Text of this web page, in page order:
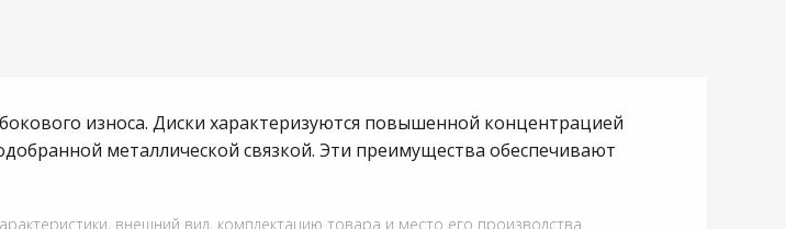
износа. Диски характеризуются повышенной концентрацией
металлической связкой. Эти преимущества обеспечивают
внешний вид, комплектацию товара и место его производства.